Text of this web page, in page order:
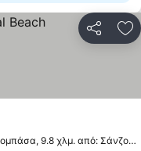
Μομπάσα, 9.8 χλμ. από: Σάνζου Μπιτς